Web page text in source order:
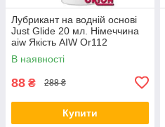
Лубрикант на водній основі
Just Glide 20 мл. Німеччина
aiw Якість AIW Or112
В наявності
88 ₴ 288 ₴
Купити